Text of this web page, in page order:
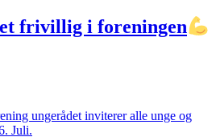
frivillig i foreningen